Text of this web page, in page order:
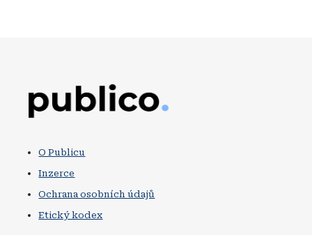
O Publicu
Inzerce
Ochrana osobních údajů
Etický kodex